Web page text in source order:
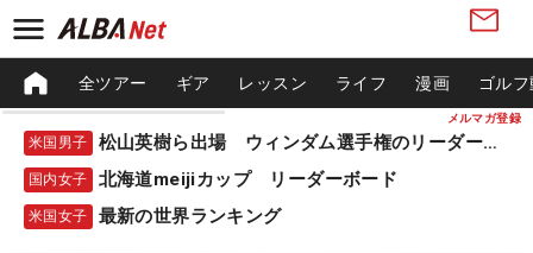
メルマガ登録
全ツアー ギア レッスン ライフ 漫画 ゴル
米国男子 松山英樹ら出場 ウィンダム選手権のリーダーボード
国内女子 北海道meijiカップ リーダーボード
米国女子 最新の世界ランキング